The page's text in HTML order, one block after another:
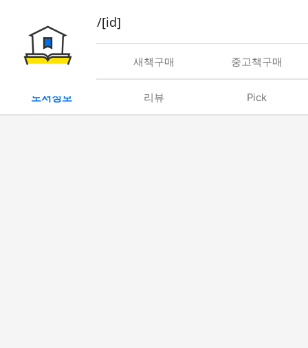
book/rent/[id]
대여 새책구매 중고책구매
도서정보 리뷰 Pick